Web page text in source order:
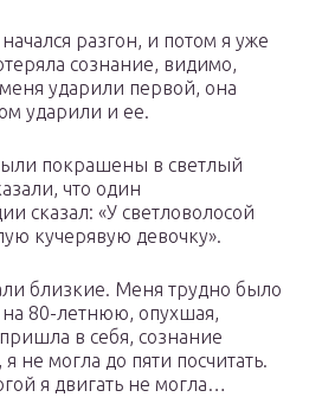
разгон, и потом я уже
сознание, видимо,
ударили первой, она
ударили и ее.
покрашены в светлый
что один
сказал: «У светловолосой
кучерявую девочку».
близкие. Меня трудно было
на 80-летнюю, опухшая,
в себя, сознание
не могла до пяти посчитать.
я двигать не могла…